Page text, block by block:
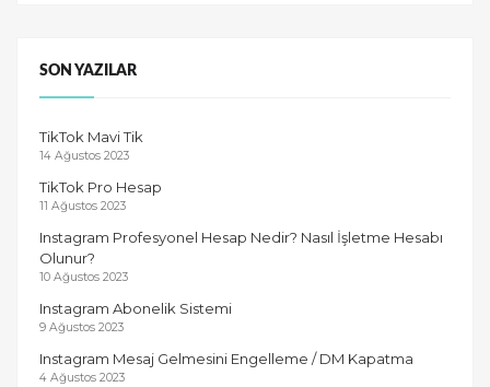
SON YAZILAR
TikTok Mavi Tik
14 Ağustos 2023
TikTok Pro Hesap
11 Ağustos 2023
Instagram Profesyonel Hesap Nedir? Nasıl İşletme Hesabı
Olunur?
10 Ağustos 2023
Instagram Abonelik Sistemi
9 Ağustos 2023
Instagram Mesaj Gelmesini Engelleme / DM Kapatma
4 Ağustos 2023